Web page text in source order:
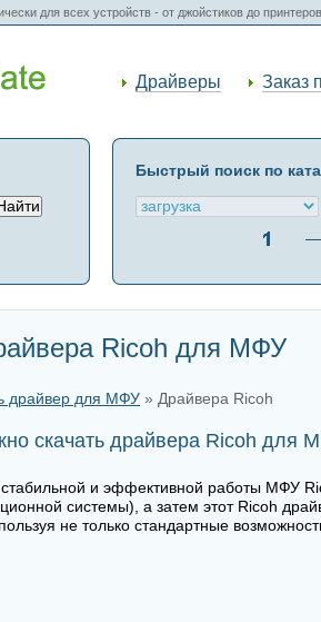
для всех устройств - от джойстиков до
Драйверы Заказ
Быстрый поиск по
Ricoh для МФУ
драйвер для МФУ » Драйвера Ricoh
скачать драйвера Ricoh для
и эффективной работы МФУ
системы), а затем этот Ricoh
не только стандартные